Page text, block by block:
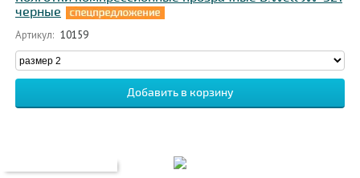
черные
Артикул: 10159